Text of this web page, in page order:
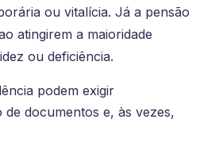
ou vitalícia. Já a pensão
atingirem a maioridade
ou deficiência.
podem exigir
documentos e, às vezes,